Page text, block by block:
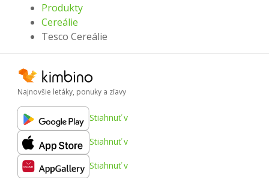
Produkty
Cereálie
Tesco Cereálie
Najnovšie letáky, ponuky a zľavy
Stiahnuť v
Stiahnuť v
Stiahnuť v